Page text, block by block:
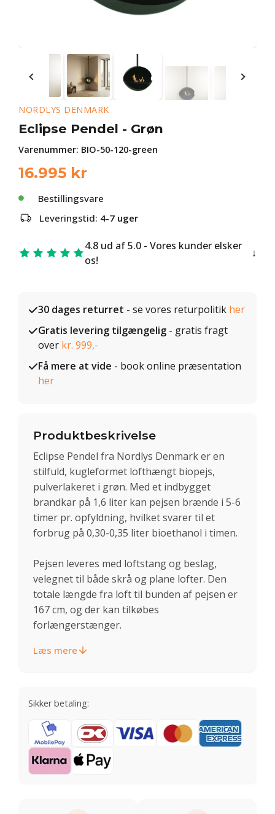
NORDLYS DENMARK
Eclipse Pendel - Grøn
Varenummer: BIO-50-120-green
16.995 kr
Bestillingsvare
Leveringstid: 4-7 uger
4.8 ud af 5.0 - Vores kunder elsker
os!
30 dages returret - se vores returpolitik her
Gratis levering tilgængelig - gratis fragt
over kr. 999,-
Få mere at vide - book online præsentation
her
Produktbeskrivelse
Eclipse Pendel fra Nordlys Denmark er en
stilfuld, kugleformet lofthængt biopejs,
pulverlakeret i grøn. Med et indbygget
brandkar på 1,6 liter kan pejsen brænde i 5-6
timer pr. opfyldning, hvilket svarer til et
forbrug på 0,30-0,35 liter bioethanol i timen.
Pejsen leveres med loftstang og beslag,
velegnet til både skrå og plane lofter. Den
totale længde fra loft til bunden af pejsen er
167 cm, og der kan tilkøbes
forlængerstænger.
Læs mere
Sikker betaling: